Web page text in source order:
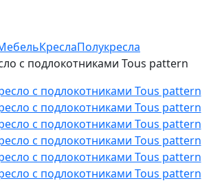
КреслаПолукресла
с подлокотниками Tous pattern